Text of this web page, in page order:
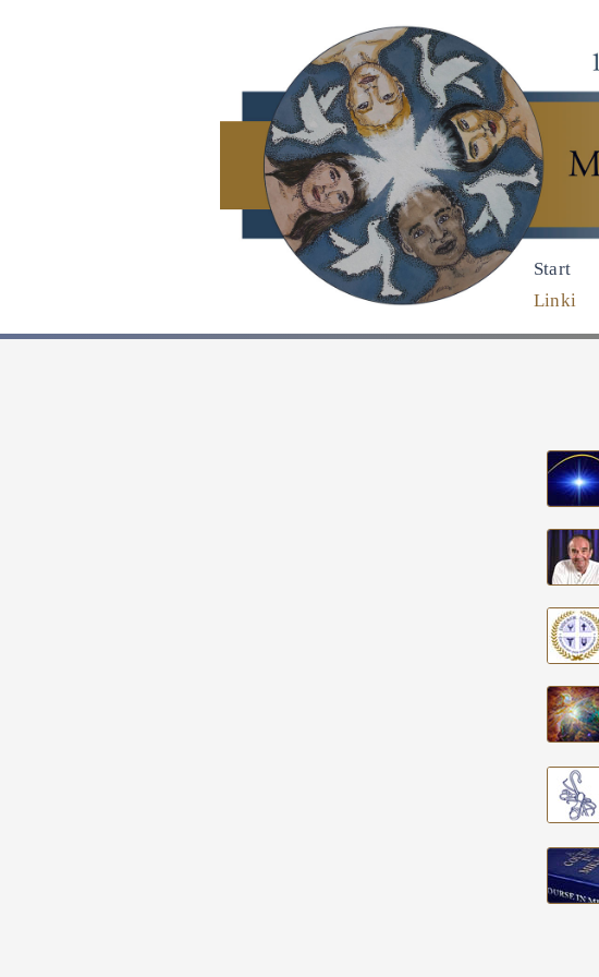
Start
Linki